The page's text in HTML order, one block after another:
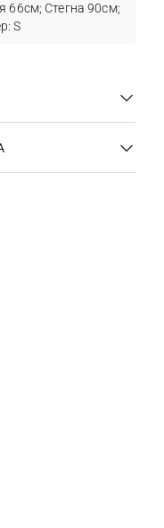
66см; Стегна 90см;
S